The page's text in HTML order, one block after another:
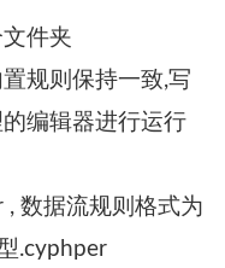
件夹
规则保持一致,写
编辑器进行运行
, 数据流规则格式为
.cyphper